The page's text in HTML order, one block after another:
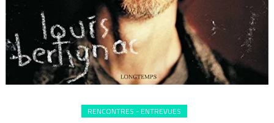
RENCONTRES - ENTREVUES